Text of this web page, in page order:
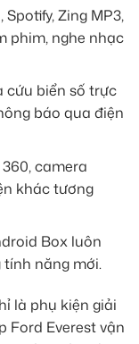
Spotify, Zing MP3,
phim, nghe nhạc
cứu biển số trực
báo qua điện
camera
khác tương
Box luôn
năng mới.
là phụ kiện giải
Ford Everest vận